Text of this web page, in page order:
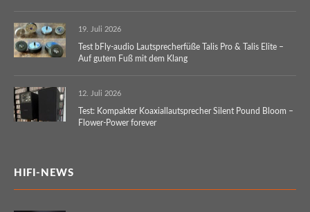
19. Juli 2026
Test bFly-audio Lautsprecherfüße Talis Pro & Talis Elite –
Auf gutem Fuß mit dem Klang
12. Juli 2026
Test: Kompakter Koaxiallautsprecher Silent Pound Bloom –
Flower-Power forever
HIFI-NEWS